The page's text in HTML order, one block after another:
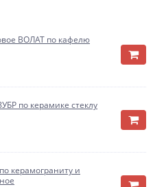
ВОЛАТ по кафелю
по керамике стеклу
керамограниту и